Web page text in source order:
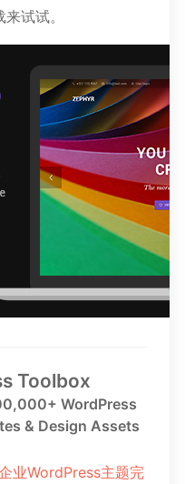
试试。
Toolbox
WordPress
& Design Assets